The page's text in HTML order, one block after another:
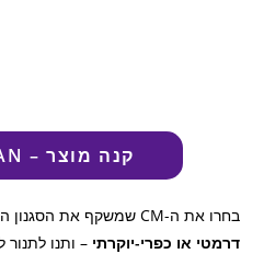
קנה מוצר – CM9LW-LAN
בחרו את ה-CM שמשקף את הסגנון האישי שלכם –
דרמטי או כפרי-יוקרתי – ותנו